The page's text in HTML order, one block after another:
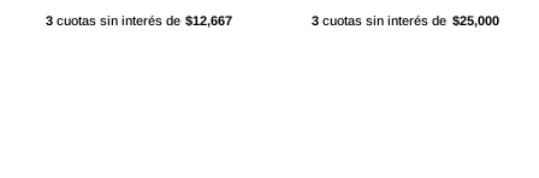
3cuotas sin interés de $12,667 3 cuotas sin interés de $25,000